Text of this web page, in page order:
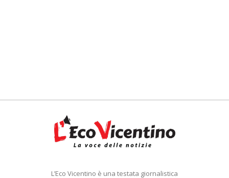
L’Eco Vicentino è una testata giornalistica